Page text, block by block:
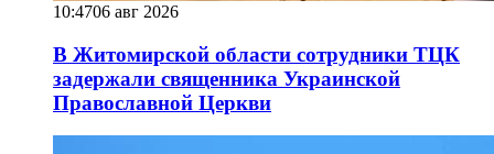
10:4706 авг 2026
В Житомирской области сотрудники ТЦК
задержали священника Украинской
Православной Церкви